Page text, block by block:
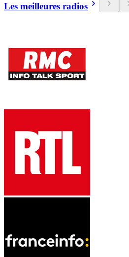
Les meilleures radios